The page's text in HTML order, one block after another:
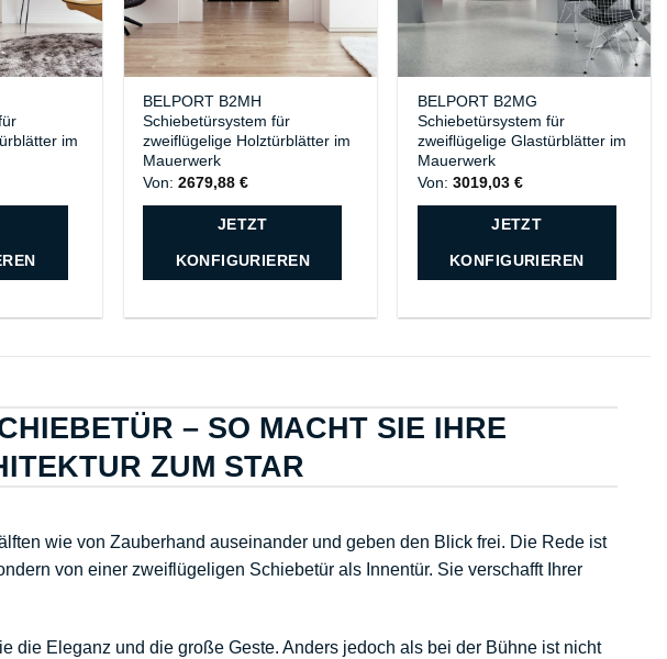
im
BELPORT B2MH
Schiebetürsystem für
zweiflügelige Holztürblätter im
Mauerwerk
Von:2679,88€
JETZT
KONFIGURIEREN
BELPORT B2MG
Schiebetürsystem für
zweiflügelige Glastürblätter im
Mauerwerk
Von: 3019,03 €
JETZT
KONFIGURIEREN
– SO MACHT SIE IHRE
ZUM STAR
wie von Zauberhand auseinander und geben den Blick frei. Die Rede ist
von einer zweiflügeligen Schiebetür als Innentür. Sie verschafft Ihrer
die Eleganz und die große Geste. Anders jedoch als bei der Bühne ist nicht